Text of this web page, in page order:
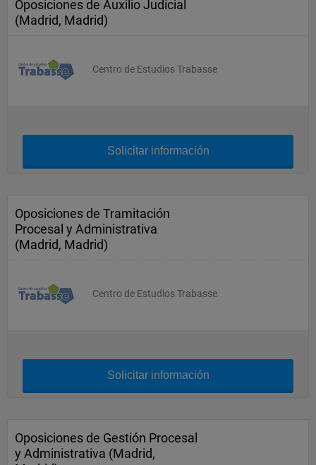
Oposiciones de Auxilio Judicial
(Madrid, Madrid)
Centro de Estudios Trabasse
Solicitar información
Oposiciones de Tramitación
Procesal y Administrativa
(Madrid, Madrid)
Centro de Estudios Trabasse
Solicitar información
Oposiciones de Gestión Procesal
y Administrativa (Madrid,